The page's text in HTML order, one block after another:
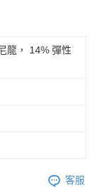
龍， 14% 彈性
客服